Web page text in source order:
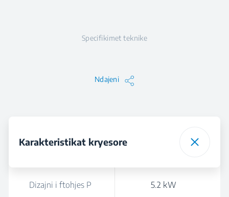
Specifikimet teknike
Ndajeni
Karakteristikat kryesore
Dizajni i ftohjes P 5.2 kW